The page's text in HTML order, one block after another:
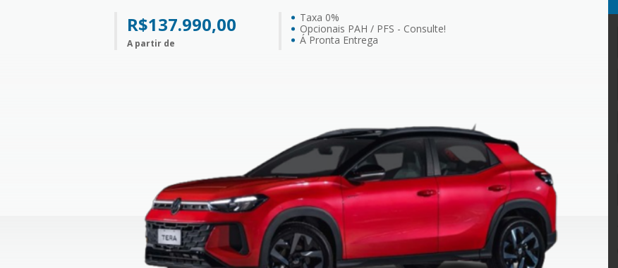
R$137.990,00
A partir de
Taxa 0%
Opcionais PAH / PFS - Consulte!
Á Pronta Entrega